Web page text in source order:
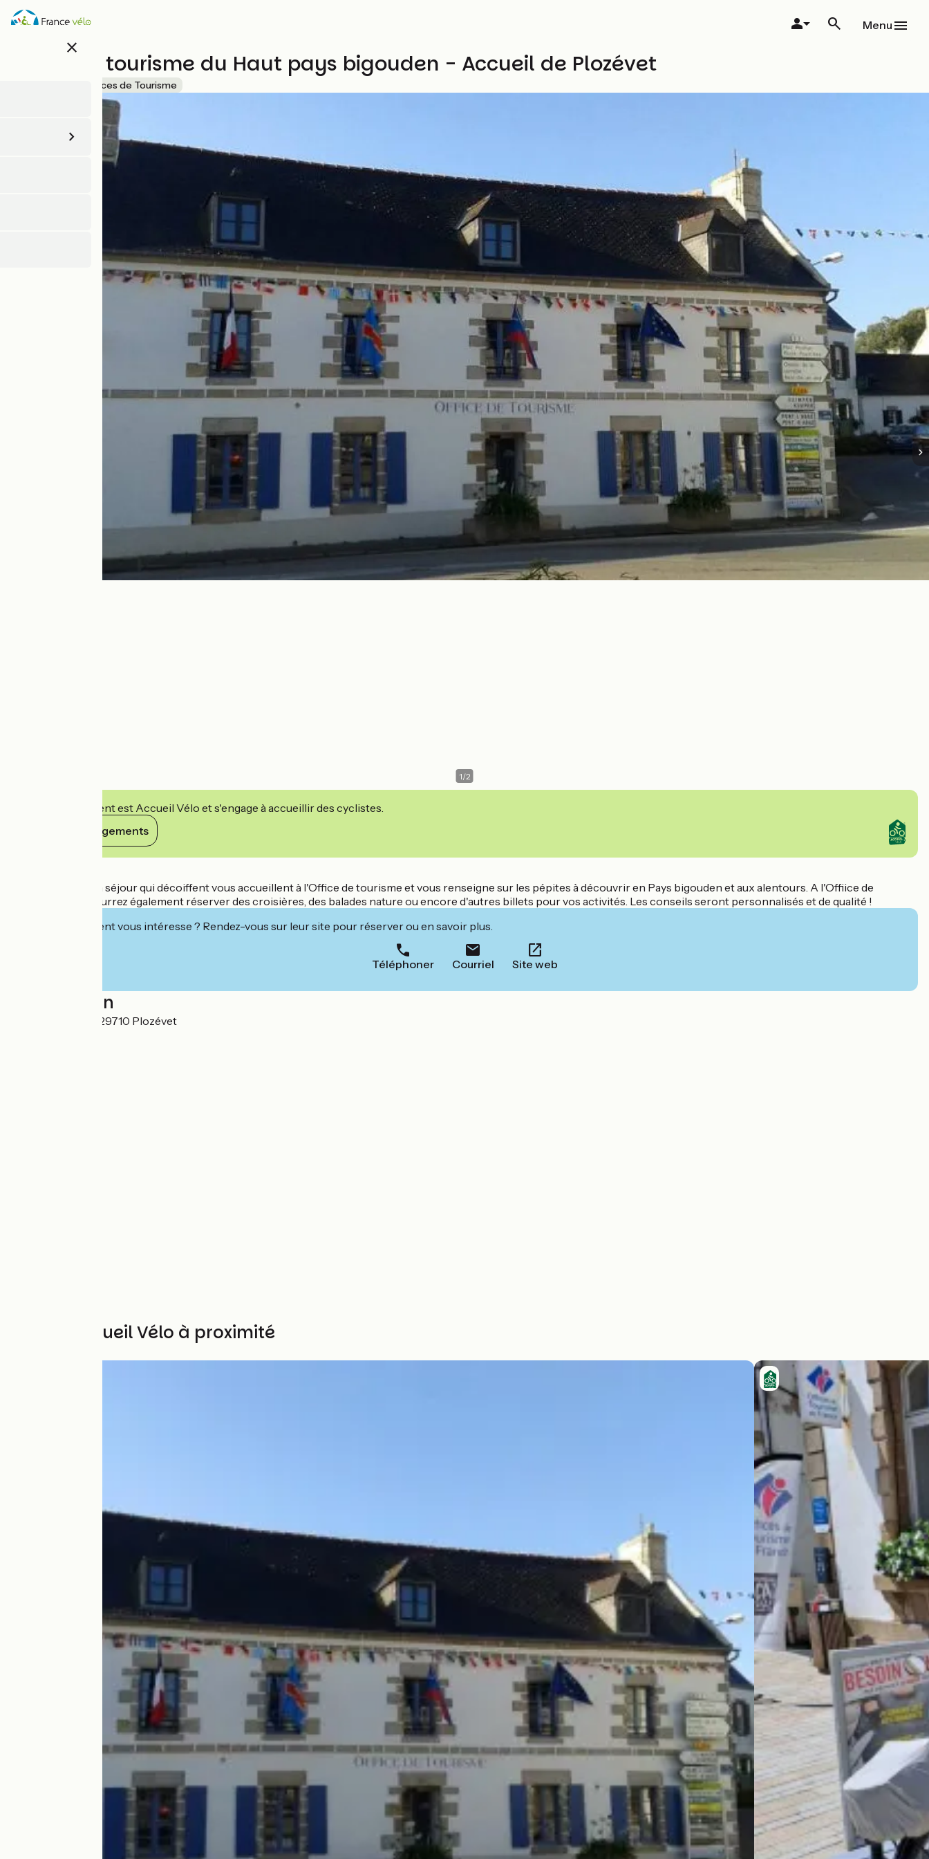
Aller
au
close
Menu
Office de tourisme du Haut pays bigouden - Accueil de Plozévet
Offices de Tourisme
1/2
Cet établissement est Accueil Vélo et s'engage à accueillir des cyclistes.
Voir ses engagements
Les conseillers en séjour qui décoiffent vous accueillent à l'Office de tourisme et vous renseigne sur les pépites à découvrir en Pays bigouden et aux alentours. A l'Offiice de
tourisme, vous pourrez également réserver des croisières, des balades nature ou encore d'autres billets pour vos activités. Les conseils seront personnalisés et de qualité !
Cet établissement vous intéresse ? Rendez-vous sur leur site pour réserver ou en savoir plus.
Téléphoner Courriel Site web
Localisation
13 Rue du Centre 29710 Plozévet
Autres Accueil Vélo à proximité